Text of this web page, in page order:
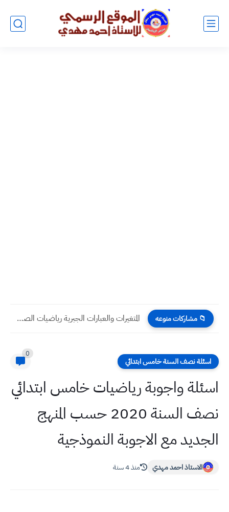
📁 مشاركات منوعه المتغيرات والعبارات الجبرية رياضيات الصف السادس الإبتدائي فصل ثاني
اسئلة نصف السنة خامس ابتدائي
0
اسئلة واجوبة رياضيات خامس ابتدائي
نصف السنة 2020 حسب المنهج
الجديد مع الاجوبة النموذجية
الاستاذ احمد مهدي منذ 4 سنة